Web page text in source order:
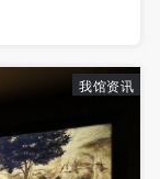
我馆资讯
。
付甲方任何
。
付甲方任何
。
付甲方任何